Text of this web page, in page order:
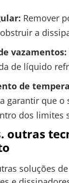
Remover
a
vazamentos:
de líquido
de
garantir que o
dos limites
outras
soluções